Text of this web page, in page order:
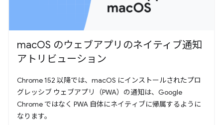
macOS のウェブアプリのネイティブ通知
アトリビューション
Chrome 152 以降では、macOS にインストールされたプロ
グレッシブ ウェブアプリ（PWA）の通知は、Google
Chrome ではなく PWA 自体にネイティブに帰属するように
なります。